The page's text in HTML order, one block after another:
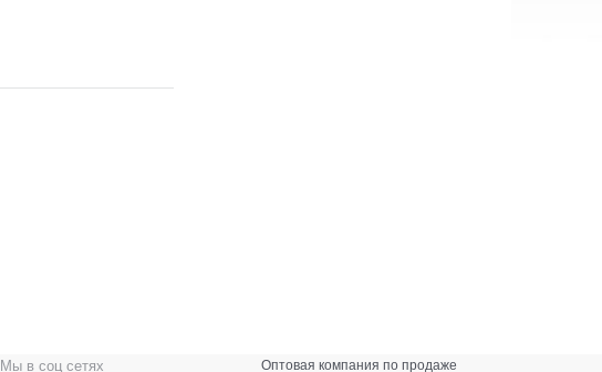
Мы в соц сетях Оптовая компания по продаже